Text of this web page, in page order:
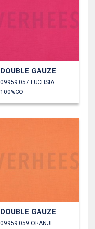
DOUBLE GAUZE
09959.057 FUCHSIA
100%CO
DOUBLE GAUZE
09959.059 ORANJE